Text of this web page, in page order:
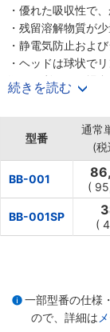
・優れた吸収性で
・残留溶解物質が
・静電気防止およ
・ヘッドは球状で
浸して利用する場合
・顕微鏡・光学器
程において使用さ
を大量に消費する
・基盤、光ピック
続きを読む
型番
通常
(
BB-001
(
BB-001SP
(
一部型番の仕様
ので、詳細は